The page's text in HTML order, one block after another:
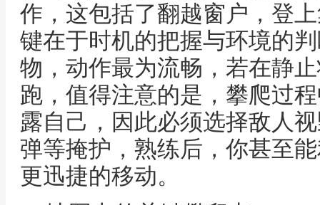
作，这包括了翻越窗户，登
键在于时机的把握与环境的
物，动作最为流畅，若在静
跑，值得注意的是，攀爬过
露自己，因此必须选择敌人
弹等掩护，熟练后，你甚至
更迅捷的移动。